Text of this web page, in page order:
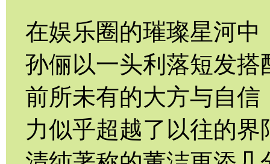
在娱乐圈的璀璨星河
孙俪以一头利落短发
前所未有的大方与自
力似乎超越了以往的